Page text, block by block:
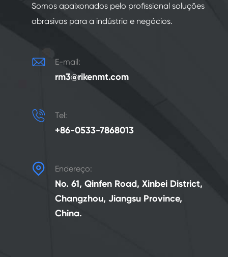
Somos apaixonados pelo profissional soluções
abrasivas para a indústria e negócios.
 E-mail:
rm3@rikenmt.com
 Tel:
+86-0533-7868013
 Endereço:
No. 61, Qinfen Road, Xinbei District,
Changzhou, Jiangsu Province,
China.